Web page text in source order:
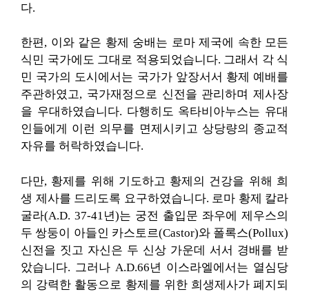
다.
한편, 이와 같은 황제 숭배는 로마 제국에 속한 모든
식민 국가에도 그대로 적용되었습니다. 그래서 각 식
민 국가의 도시에서는 국가가 앞장서서 황제 예배를
주관하였고, 국가재정으로 신전을 관리하며 제사장
을 우대하였습니다. 다행히도 옥타비아누스는 유대
인들에게 이런 의무를 면제시키고 상당량의 종교적
자유를 허락하였습니다.
다만, 황제를 위해 기도하고 황제의 건강을 위해 희
생 제사를 드리도록 요구하였습니다. 로마 황제 칼라
굴라(A.D. 37-41년)는 궁전 출입문 좌우에 제우스의
두 쌍둥이 아들인 카스토르(Castor)와 폴록스(Pollux)
신전을 짓고 자신은 두 신상 가운데 서서 경배를 받
았습니다. 그러나 A.D.66년 이스라엘에서는 열심당
의 강력한 활동으로 황제를 위한 희생제사가 폐지되